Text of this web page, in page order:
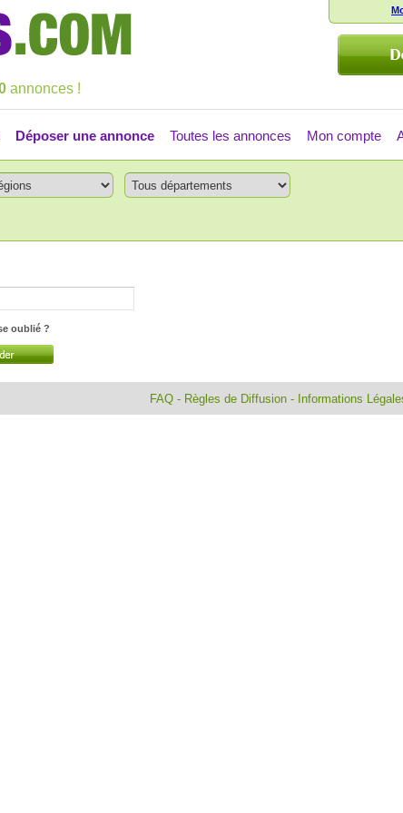
annonces !
Déposer une annonce Toutes les annonces Mon compte
oublié ?
FAQ - Règles de Diffusion - Informations